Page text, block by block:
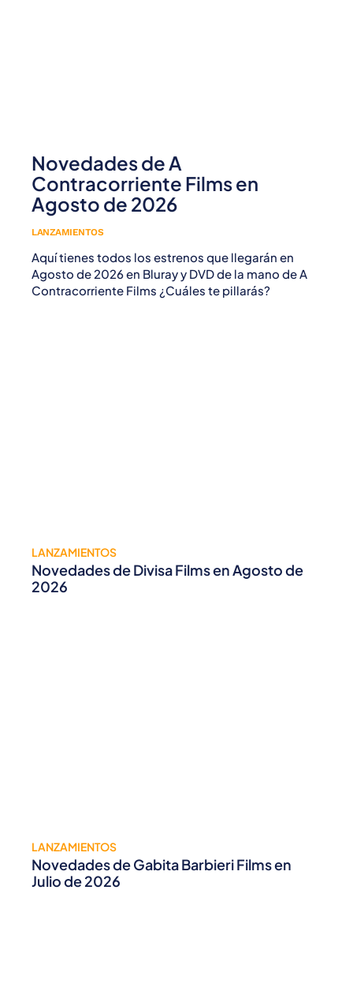
Novedades de A
Contracorriente Films en
Agosto de 2026
LANZAMIENTOS
Aquí tienes todos los estrenos que llegarán en
Agosto de 2026 en Bluray y DVD de la mano de A
Contracorriente Films ¿Cuáles te pillarás?
LANZAMIENTOS
Novedades de Divisa Films en Agosto de
2026
LANZAMIENTOS
Novedades de Gabita Barbieri Films en
Julio de 2026